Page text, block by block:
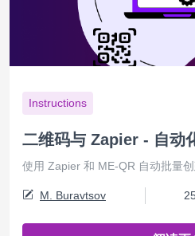
Instructions
二维码与 Zapier - 自动
使用 Zapier 和 ME-QR 自动批量创
M. Buravtsov